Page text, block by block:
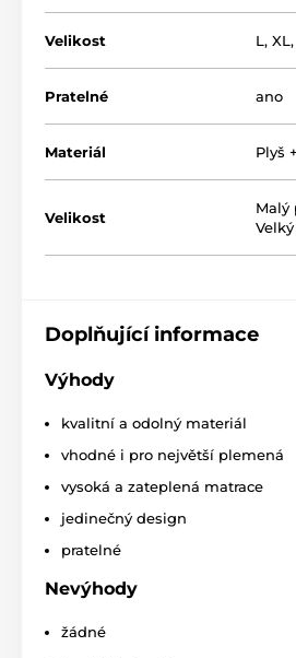
zahřeje. Spodní část pelíšku je
tkaninou a výplň pelíšku je z
Výhodou je snimatelný potah,
je i pro ty největší plemená, máte
velikostí! (*Naše pelíšky pro psy
maximálně však o 2 - 4cm.)
Velikost L, XL,
Pratelné ano
Materiál Plyš
Velikost
Malý
Doplňující informace
Výhody
kvalitní a odolný materiál
vhodné i pro největší plemená
vysoká a zateplená matrace
jedinečný design
pratelné
Nevýhody
žádné